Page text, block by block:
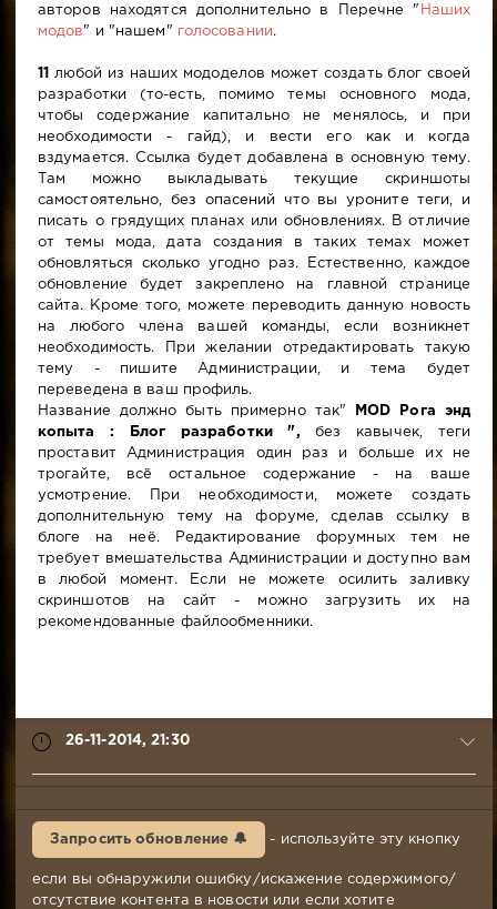
авторов находятся дополнительно в Перечне " Наших
модов" и "нашем" голосовании .
любой из наших мододелов может создать блог своей
разработки (то-есть, помимо темы основного мода,
чтобы содержание капитально не менялось, и при
необходимости - гайд), и вести его как и когда
вздумается. Ссылка будет добавлена в основную тему.
Там можно выкладывать текущие скриншоты
самостоятельно, без опасений что вы уроните теги, и
писать о грядущих планах или обновлениях. В отличие
от темы мода, дата создания в таких темах может
обновляться сколько угодно раз. Естественно, каждое
обновление будет закреплено на главной странице
сайта. Кроме того, можете переводить данную новость
на любого члена вашей команды, если возникнет
необходимость. При желании отредактировать такую
тему - пишите Администрации, и тема будет
переведена в ваш профиль.
Название должно быть примерно так"
MOD Рога энд
копыта : Блог разработки ",без кавычек, теги
проставит Администрация один раз и больше их не
трогайте, всё остальное содержание - на ваше
усмотрение. При необходимости, можете создать
дополнительную тему на форуме, сделав ссылку в
блоге на неё. Редактирование форумных тем не
требует вмешательства Администрации и доступно вам
в любой момент. Если не можете осилить заливку
скриншотов на сайт - можно загрузить их на
рекомендованные файлообменники.
26-11-2014, 21:30
syabr
2014,
Запросить обновление 🔔 - используйте эту кнопку
если вы обнаружили ошибку/искажение содержимого/
отсутствие контента в новости или если хотите